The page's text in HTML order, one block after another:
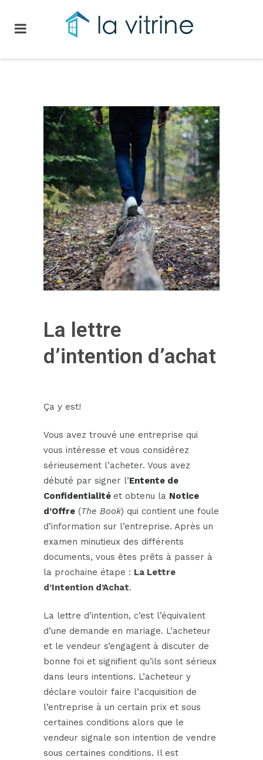
La lettre
d’intention d’achat
Ça y est!
Vous avez trouvé une entreprise qui
vous intéresse et vous considérez
sérieusement l’acheter. Vous avez
débuté par signer l’Entente de
Confidentialité et obtenu la Notice
d’Offre (The Book) qui contient une foule
d’information sur l’entreprise. Après un
examen minutieux des différents
documents, vous êtes prêts à passer à
la prochaine étape : La Lettre
d’Intention d’Achat.
La lettre d’intention, c’est l’équivalent
d’une demande en mariage. L’acheteur
et le vendeur s’engagent à discuter de
bonne foi et signifient qu’ils sont sérieux
dans leurs intentions. L’acheteur y
déclare vouloir faire l’acquisition de
l’entreprise à un certain prix et sous
certaines conditions alors que le
vendeur signale son intention de vendre
sous certaines conditions. Il est